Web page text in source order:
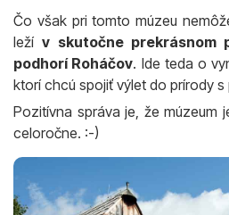
Čo však pri tomto múzeu
ležív skutočne prekrásnom
podhorí Roháčov. Ide teda o
ktorí chcú spojiť výlet do prírody
Pozitívna správa je, že múzeum
celoročne. :-)